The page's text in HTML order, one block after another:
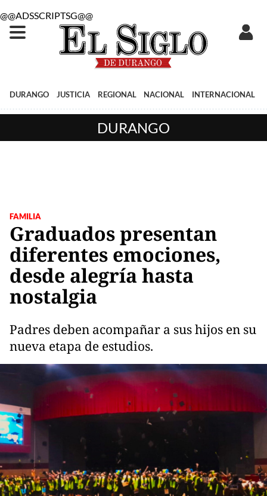
@@ADSSCRIPTSG@@
DURANGO JUSTICIA REGIONAL NACIONAL INTERNACIONAL
DURANGO
FAMILIA
Graduados presentan
diferentes emociones,
desde alegría hasta
nostalgia
Padres deben acompañar a sus hijos en su
nueva etapa de estudios.